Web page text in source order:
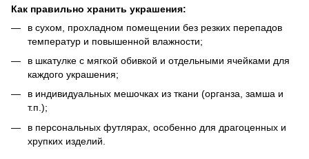
Как правильно хранить украшения:
в сухом, прохладном помещении без резких перепадов
температур и повышенной влажности;
в шкатулке с мягкой обивкой и отдельными ячейками для
каждого украшения;
в индивидуальных мешочках из ткани (органза, замша и
т.п.);
в персональных футлярах, особенно для драгоценных и
хрупких изделий.